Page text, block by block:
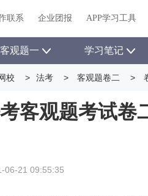
书店 资料 关于我们 帮助中心
联系 企业团报 APP学习工具
客观题一 学习笔记
校 > 法考 > 客观题卷二 >
客观题考试卷
06-21 09:55:35